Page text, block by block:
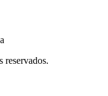
reservados.